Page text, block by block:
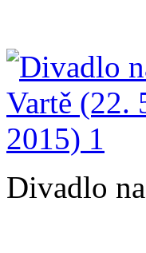
Divadlo